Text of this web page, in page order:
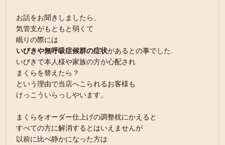
お話をお聞きしましたら、
気管支がもともと弱くて
眠りの際には
いびきや無呼吸症候群の症状があるとの事でした.
いびきで本人様や家族の方が心配され
まくらを替えたら？
という理由で当店へこられるお客様も
けっこういらっしやいます。
まくらをオーダー仕上げの調整枕にかえると
すべての方に解消するとはいえませんが
以前に比べ静かになった方は